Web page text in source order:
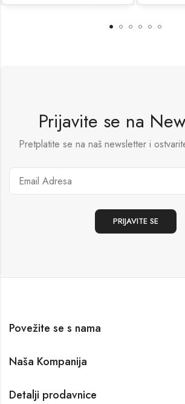
Prijavite se na
Pretplatite se na naš newsletter i
Povežite se s nama
Naša Kompanija
Detalji prodavnice